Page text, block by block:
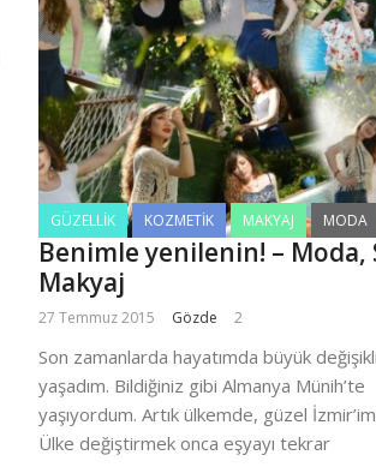
GÜZELLIK KOZMETIK MAKYAJ MODA
Benimle yenilenin! – Moda,
Makyaj
27 Temmuz 2015 Gözde 2
Son zamanlarda hayatımda büyük
yaşadım. Bildiğiniz gibi Almanya Münih’te
yaşıyordum. Artık ülkemde, güzel
Ülke değiştirmek onca eşyayı tekrar